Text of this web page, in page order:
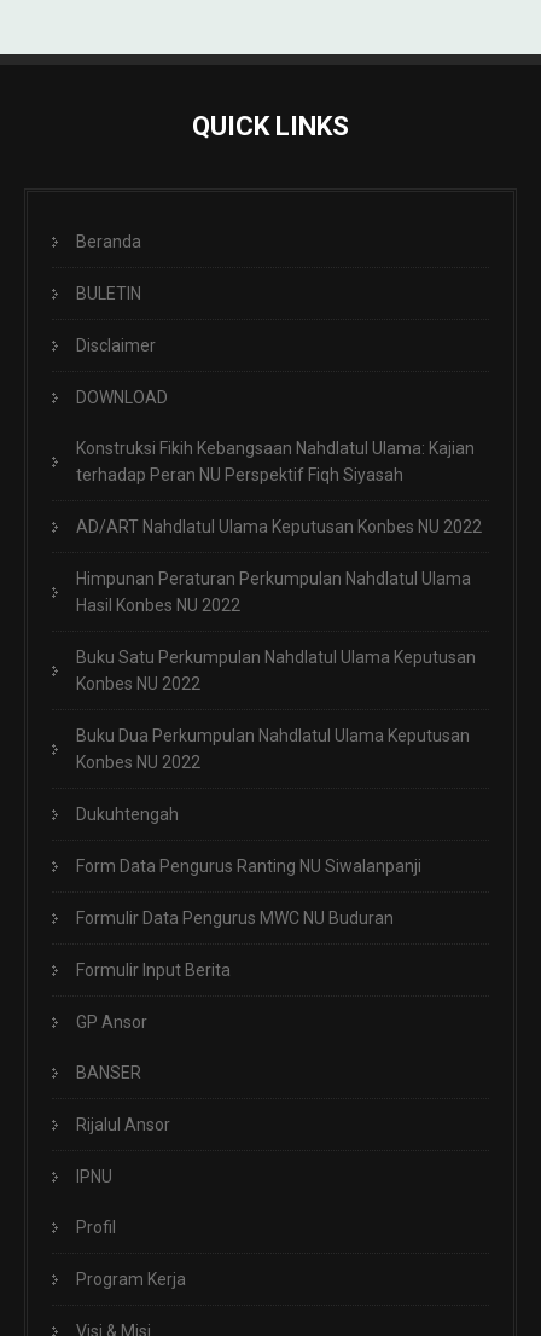
QUICK LINKS
Beranda
BULETIN
Disclaimer
DOWNLOAD
Konstruksi Fikih Kebangsaan Nahdlatul Ulama: Kajian
terhadap Peran NU Perspektif Fiqh Siyasah
AD/ART Nahdlatul Ulama Keputusan Konbes NU 2022
Himpunan Peraturan Perkumpulan Nahdlatul Ulama
Hasil Konbes NU 2022
Buku Satu Perkumpulan Nahdlatul Ulama Keputusan
Konbes NU 2022
Buku Dua Perkumpulan Nahdlatul Ulama Keputusan
Konbes NU 2022
Dukuhtengah
Form Data Pengurus Ranting NU Siwalanpanji
Formulir Data Pengurus MWC NU Buduran
Formulir Input Berita
GP Ansor
BANSER
Rijalul Ansor
IPNU
Profil
Program Kerja
Visi & Misi